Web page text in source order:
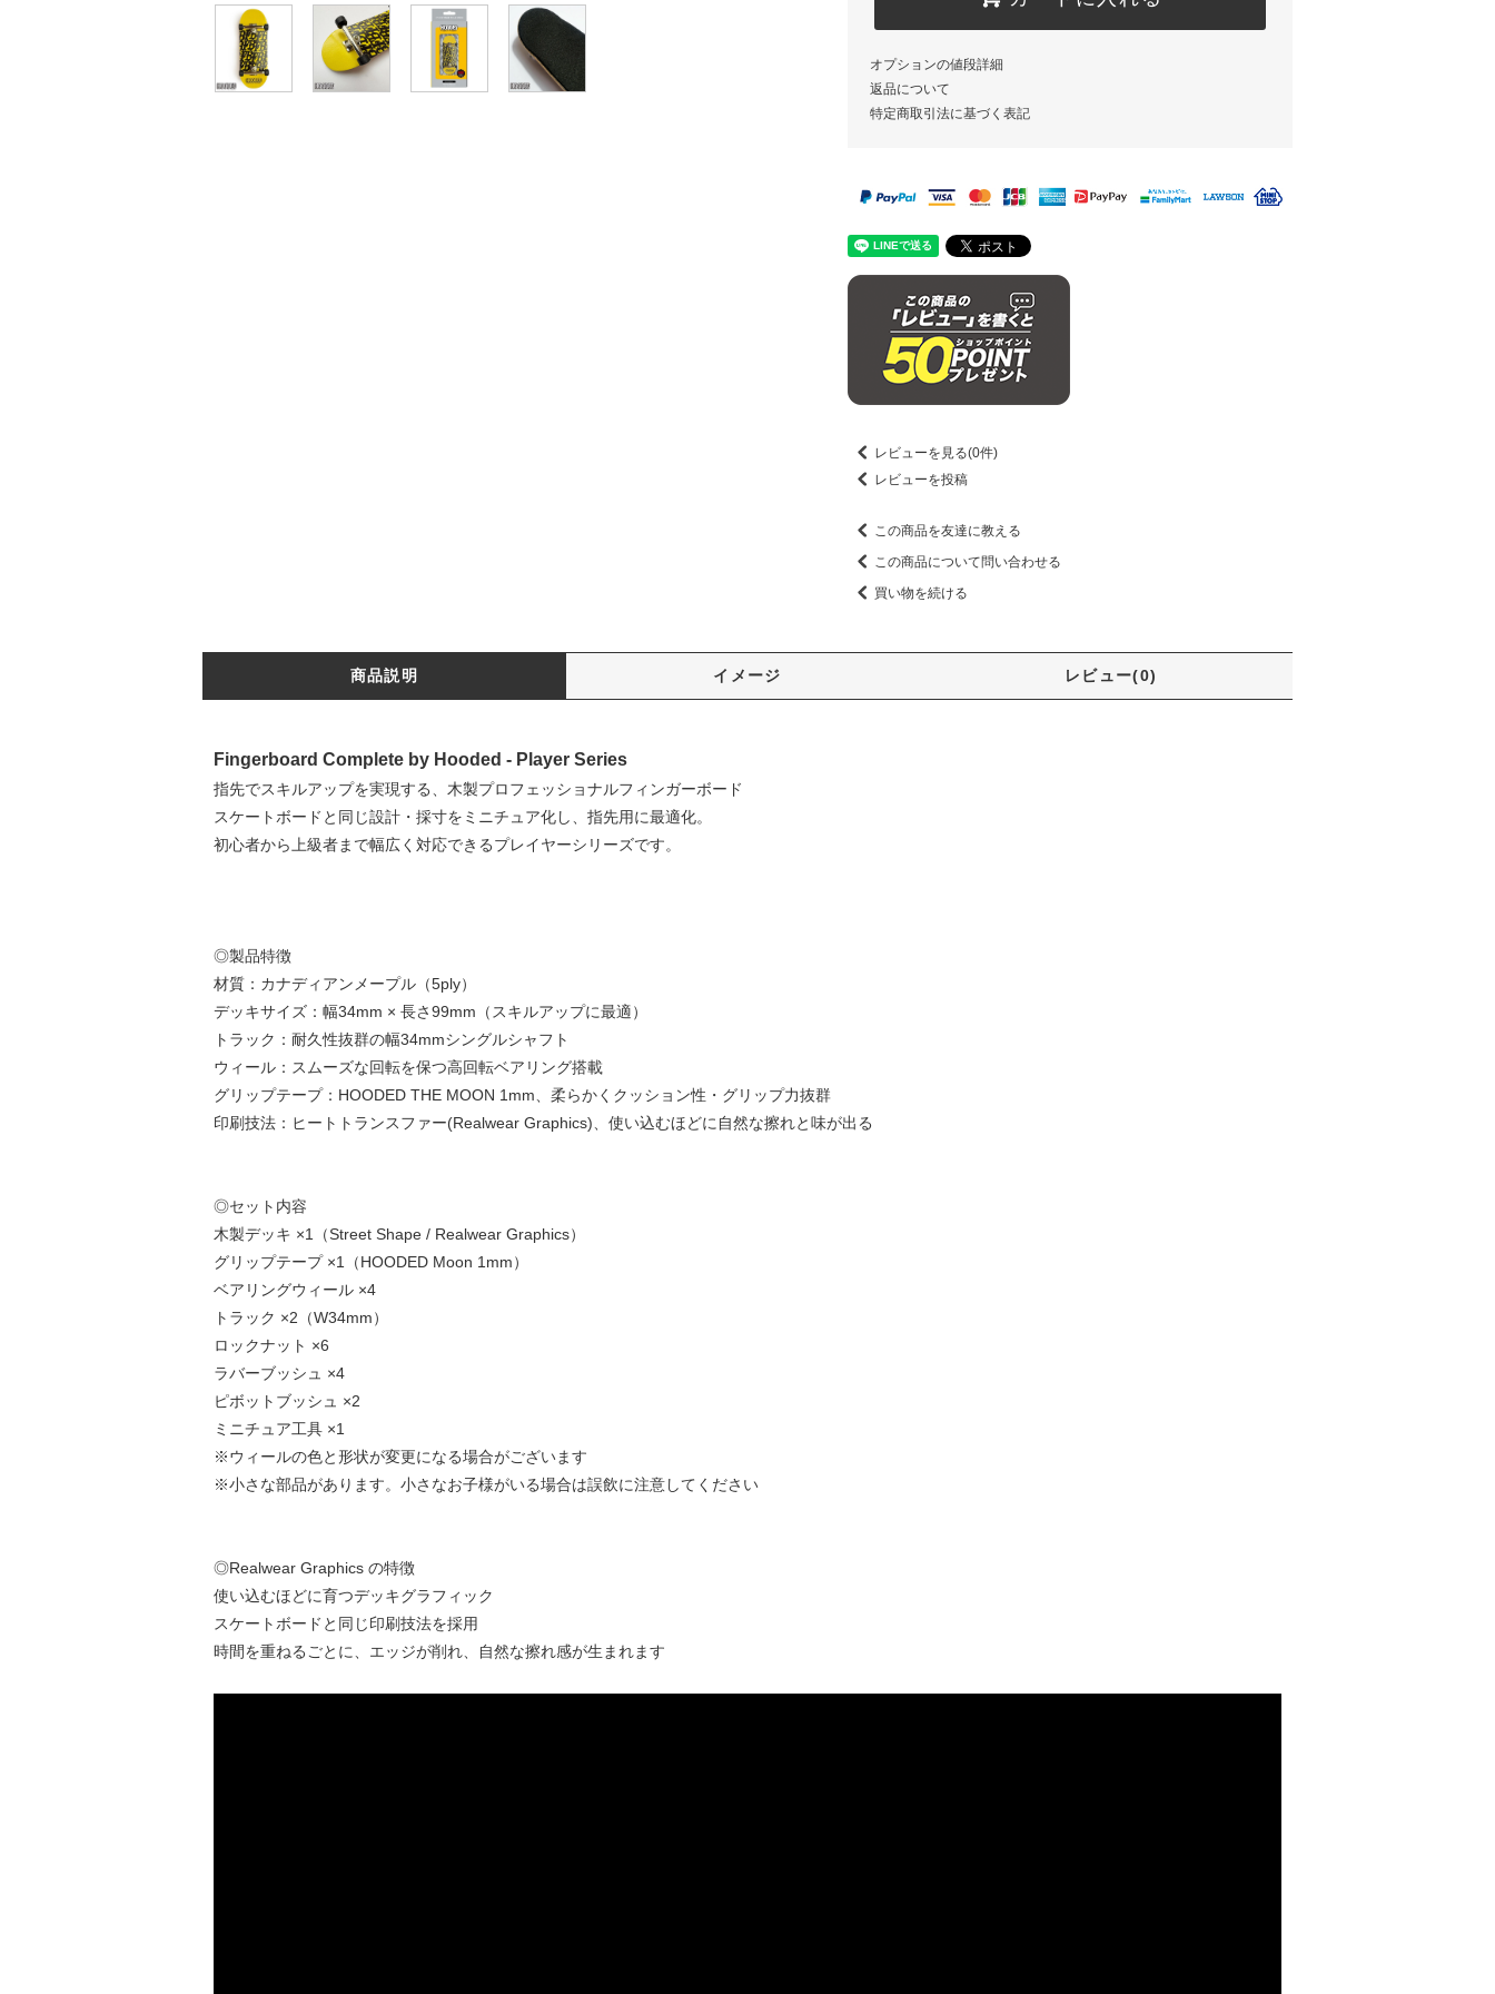
オプションの値段詳細
返品について
特定商取引法に基づく表記
レビューを見る(0件)
レビューを投稿
この商品を友達に教える
この商品について問い合わせる
買い物を続ける
商品説明 イメージ レビュー(0)
Fingerboard Complete by Hooded - Player Series
指先でスキルアップを実現する、木製プロフェッショナルフィンガーボード
スケートボードと同じ設計・採寸をミニチュア化し、指先用に最適化。
初心者から上級者まで幅広く対応できるプレイヤーシリーズです。
◎製品特徴
材質：カナディアンメープル（5ply）
デッキサイズ：幅34mm × 長さ99mm（スキルアップに最適）
トラック：耐久性抜群の幅34mmシングルシャフト
ウィール：スムーズな回転を保つ高回転ベアリング搭載
グリップテープ：HOODED THE MOON 1mm、柔らかくクッション性・グリップ力抜群
印刷技法：ヒートトランスファー(Realwear Graphics)、使い込むほどに自然な擦れと味が出る
◎セット内容
木製デッキ ×1（Street Shape / Realwear Graphics）
グリップテープ ×1（HOODED Moon 1mm）
ベアリングウィール ×4
トラック ×2（W34mm）
ロックナット ×6
ラバーブッシュ ×4
ピボットブッシュ ×2
ミニチュア工具 ×1
※ウィールの色と形状が変更になる場合がございます
※小さな部品があります。小さなお子様がいる場合は誤飲に注意してください
◎Realwear Graphics の特徴
使い込むほどに育つデッキグラフィック
スケートボードと同じ印刷技法を採用
時間を重ねるごとに、エッジが削れ、自然な擦れ感が生まれます